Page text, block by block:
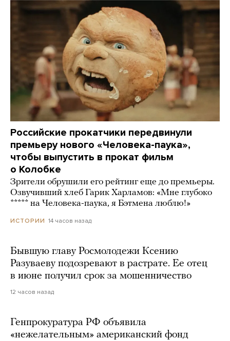
Российские прокатчики передвинули
премьеру нового «Человека-паука»,
чтобы выпустить в прокат фильм
о Колобке
Зрители обрушили его рейтинг еще до премьеры.
Озвучивший хлеб Гарик Харламов: «Мне глубоко
***** на Человека-паука, я Бэтмена люблю!»
ИСТОРИИ 14 часов назад
Бывшую главу Росмолодежи Ксению
Разуваеву подозревают в растрате. Ее отец
в июне получил срок за мошенничество
12 часов назад
Генпрокуратура РФ объявила
«нежелательным» американский фонд